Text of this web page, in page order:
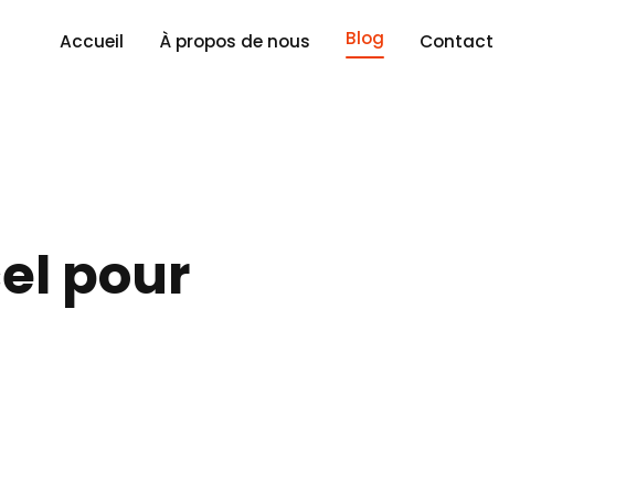
Accueil À propos de nous Blog Contact
pour